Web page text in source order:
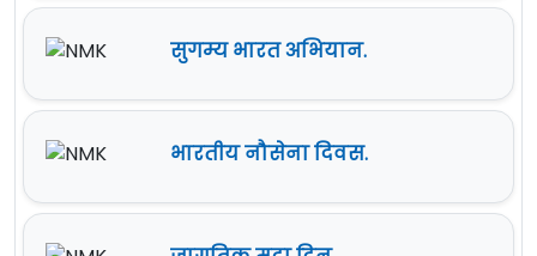
सुगम्य भारत अभियान.
भारतीय नौसेना दिवस.